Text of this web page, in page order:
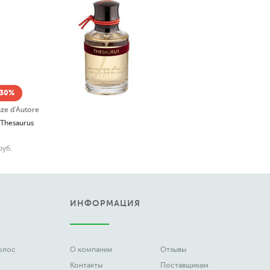
d'Autore
ИНФОРМАЦИЯ
О компании
Контакты
Отзывы
Поставщикам